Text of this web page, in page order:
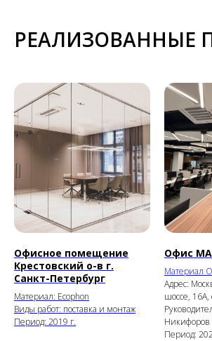
РЕАЛИЗОВАННЫЕ
Офисное помещение
Крестовский о-в г.
Санкт-Петербург
Материал: Ecophon
Виды работ: поставка и монтаж
Период: 2019 г.
Офис
Материал
Адрес:
шоссе,
Никифоров
Период: